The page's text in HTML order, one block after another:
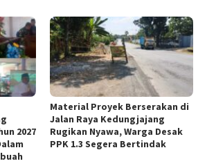
2027
Material Proyek Berserakan di
Jalan Raya Kedungjajang
Rugikan Nyawa, Warga Desak
PPK 1.3 Segera Bertindak